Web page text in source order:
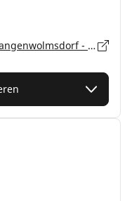
29C Stolpner Straße, Stolpen/OTLangenwolmsdorf - 01833